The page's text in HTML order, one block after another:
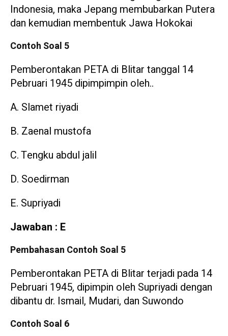
Indonesia, maka Jepang membubarkan Putera
dan kemudian membentuk Jawa Hokokai
Contoh Soal 5
Pemberontakan PETA di Blitar tanggal 14
Pebruari 1945 dipimpimpin oleh..
A. Slamet riyadi
B. Zaenal mustofa
C. Tengku abdul jalil
D. Soedirman
E. Supriyadi
Jawaban : E
Pembahasan Contoh Soal 5
Pemberontakan PETA di Blitar terjadi pada 14
Pebruari 1945, dipimpin oleh Supriyadi dengan
dibantu dr. Ismail, Mudari, dan Suwondo
Contoh Soal 6